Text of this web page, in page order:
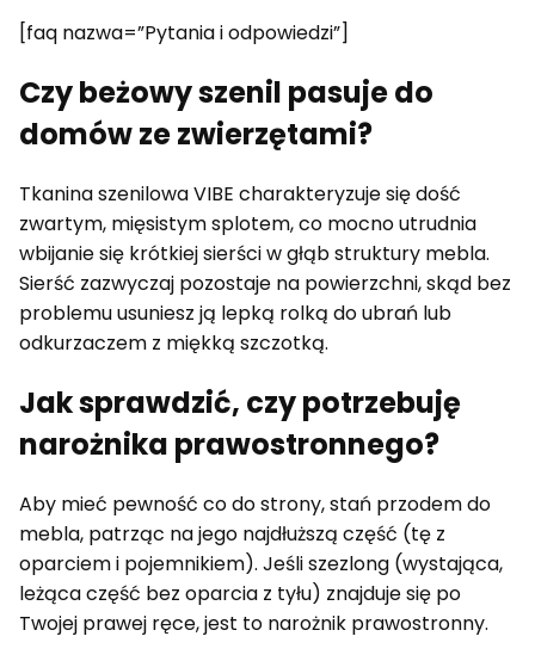
[faq nazwa=”Pytania i odpowiedzi”]
Czy beżowy szenil pasuje do
domów ze zwierzętami?
Tkanina szenilowa VIBE charakteryzuje się dość
zwartym, mięsistym splotem, co mocno utrudnia
wbijanie się krótkiej sierści w głąb struktury mebla.
Sierść zazwyczaj pozostaje na powierzchni, skąd bez
problemu usuniesz ją lepką rolką do ubrań lub
odkurzaczem z miękką szczotką.
Jak sprawdzić, czy potrzebuję
narożnika prawostronnego?
Aby mieć pewność co do strony, stań przodem do
mebla, patrząc na jego najdłuższą część (tę z
oparciem i pojemnikiem). Jeśli szezlong (wystająca,
leżąca część bez oparcia z tyłu) znajduje się po
Twojej prawej ręce, jest to narożnik prawostronny.